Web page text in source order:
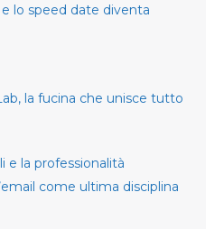
lo speed date diventa
la fucina che unisce tutto
e la professionalità
come ultima disciplina